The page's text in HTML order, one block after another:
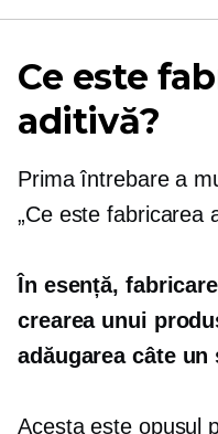
Ce este
aditivă?
Prima întrebare a
„Ce este fabricarea
În esență,
crearea unui
adăugarea câte
Acesta este opusul